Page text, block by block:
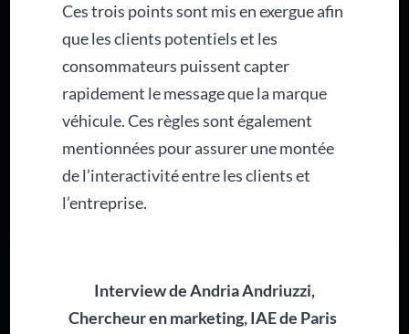
Ces trois points sont mis en exergue afin
que les clients potentiels et les
consommateurs puissent capter
rapidement le message que la marque
véhicule. Ces règles sont également
mentionnées pour assurer une montée
de l’interactivité entre les clients et
l’entreprise.
Interview de Andria Andriuzzi,
Chercheur en marketing, IAE de Paris